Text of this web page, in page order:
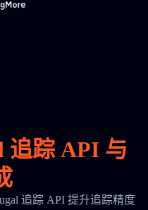
追踪 API 与
追踪 API 提升追踪精度